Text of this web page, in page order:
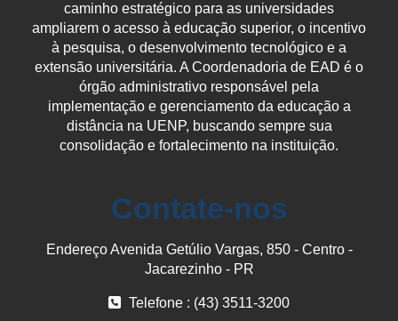
caminho estratégico para as universidades
ampliarem o acesso à educação superior, o incentivo
à pesquisa, o desenvolvimento tecnológico e a
extensão universitária. A Coordenadoria de EAD é o
órgão administrativo responsável pela
implementação e gerenciamento da educação a
distância na UENP, buscando sempre sua
consolidação e fortalecimento na instituição.
Contate-nos
Endereço Avenida Getúlio Vargas, 850 - Centro -
Jacarezinho - PR
Telefone : (43) 3511-3200